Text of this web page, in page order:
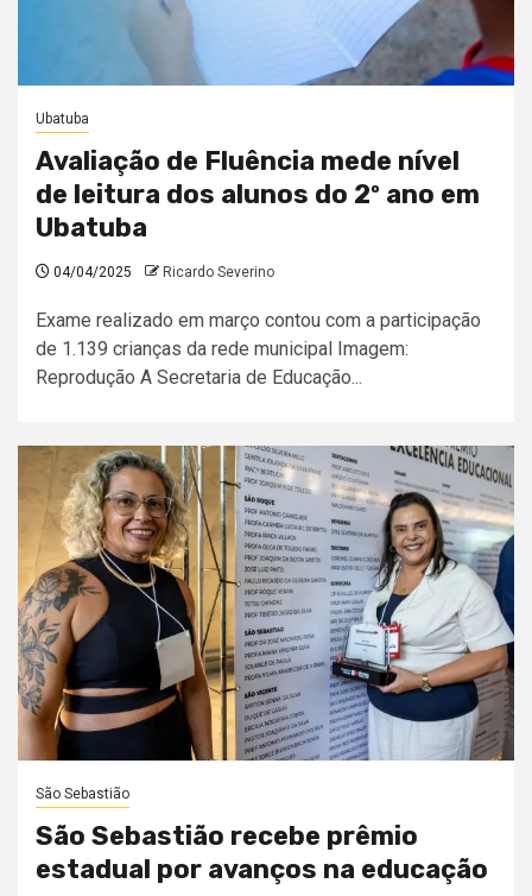
Ubatuba
Avaliação de Fluência mede nível
de leitura dos alunos do 2º ano em
Ubatuba
04/04/2025 Ricardo Severino
Exame realizado em março contou com a participação
de 1.139 crianças da rede municipal Imagem:
Reprodução A Secretaria de Educação...
São Sebastião
São Sebastião recebe prêmio
estadual por avanços na educação